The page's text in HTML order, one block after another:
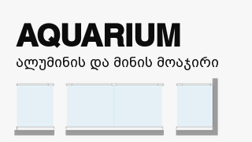
AQUARIUM
ალუმინის და მინის მოაჯირი